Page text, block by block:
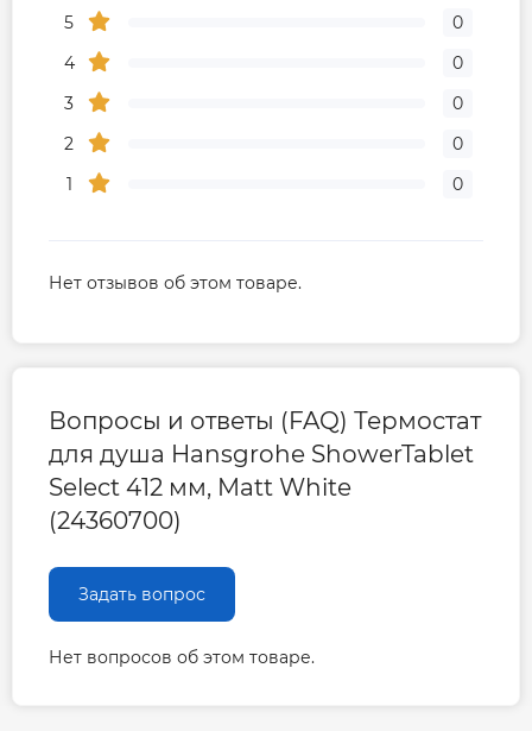
5
0
4
0
3
0
2
0
1
0
Нет отзывов об этом товаре.
Вопросы и ответы (FAQ) Термостат
для душа Hansgrohe ShowerTablet
Select 412 мм, Matt White
(24360700)
Задать вопрос
Нет вопросов об этом товаре.